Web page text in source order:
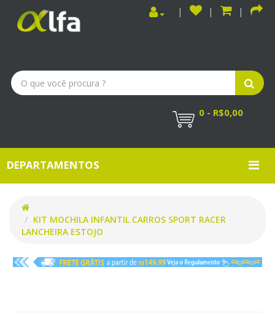
0 - R$0,00
DEPARTAMENTOS
KIT MOCHILA INFANTIL CARROS SPORT RACER
LANCHEIRA ESTOJO